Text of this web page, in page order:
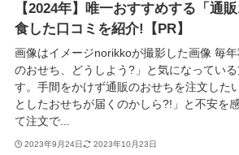
【2024年】唯一おすすめする「通
食した口コミを紹介!【PR】
画像はイメージnorikkoが撮影した画像 毎
のおせち、どうしよう?」と気になってい
す。手間をかけず通販のおせちを注文した
としたおせちが届くのかしら?!」と不安を
て注文で...
2023年9月24日 2023年10月23日